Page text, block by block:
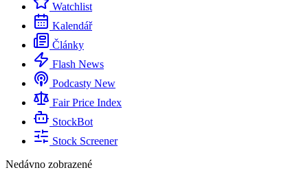
Watchlist
Kalendář
Články
Flash News
Podcasty New
Fair Price Index
StockBot
Stock Screener
Nedávno zobrazené